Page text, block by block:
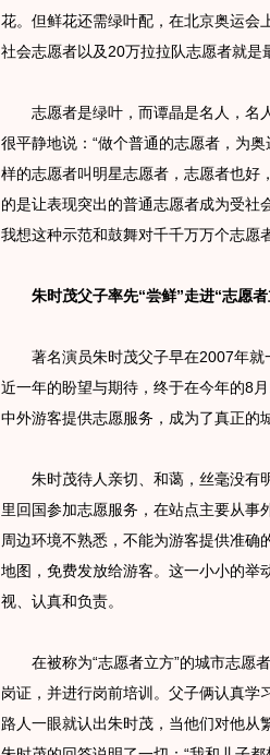
花。但鲜花还需绿叶配，在北京奥运会
社会志愿者以及20万拉拉队志愿者就是
志愿者是绿叶，而谭晶是名人，名
很平静地说：“做个普通的志愿者，为
样的志愿者叫明星志愿者，志愿者也好
的是让表现突出的普通志愿者成为受社
我想这种示范和鼓舞对千千万万个志愿
朱时茂父子率先“尝鲜”走进“志愿者
著名演员朱时茂父子早在2007年就
近一年的盼望与期待，终于在今年的8
中外游客提供志愿服务，成为了真正的
朱时茂待人亲切、和蔼，丝毫没有
里回国参加志愿服务，在站点主要从事
周边环境不熟悉，不能为游客提供准确
地图，免费发放给游客。这一小小的举
视、认真和负责。
在被称为“志愿者立方”的城市志愿
岗证，并进行岗前培训。父子俩认真学
路人一眼就认出朱时茂，当他们对他从